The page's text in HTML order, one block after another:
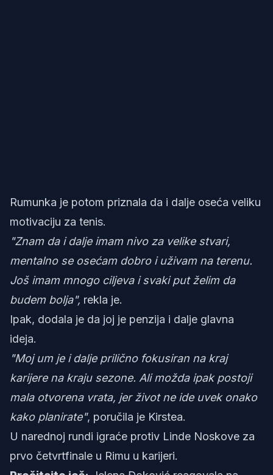
Rumunka je potom priznala da i dalje oseća veliku
motivaciju za tenis.
"Znam da i dalje imam nivo za velike stvari,
mentalno se osećam dobro i uživam na terenu.
Još imam mnogo ciljeva i svaki put želim da
budem bolja", rekla je.
Ipak, dodala je da joj je penzija i dalje glavna
ideja.
"Moj um je i dalje prilično fokusiran na kraj
karijere na kraju sezone. Ali možda ipak postoji
mala otvorena vrata, jer život ne ide uvek onako
kako planirate", poručila je Kirstea.
U narednoj rundi igraće protiv Linde Noskove za
prvo četvrtfinale u Rimu u karijeri.